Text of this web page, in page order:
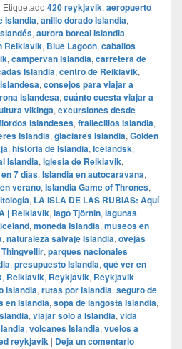
Etiquetado 420 reykjavik, aeropuerto
Islandia, anillo dorado Islandia,
, aurora boreal Islandia,
Reikiavik, Blue Lagoon, caballos
, campervan Islandia, carretera de
Islandia, centro de Reikiavik,
, consejos para viajar a
islandesa, cuánto cuesta viajar a
vikinga, excursiones desde
islandeses, frailecillos Islandia,
Islandia, glaciares Islandia, Golden
, historia de Islandia, Icelandsk,
Islandia, iglesia de Reikiavik,
7 días, Islandia en autocaravana,
verano, Islandia Game of Thrones,
, LA ISLA DE LAS RUBIAS: Aquí
| Reikiavik, lago Tjörnin, lagunas
, moneda Islandia, museos en
, naturaleza salvaje Islandia, ovejas
, parques nacionales
, presupuesto Islandia, qué ver en
, Reikiavik, Reykjavik, Reykjavik
Islandia, rutas por Islandia, seguro de
en Islandia, sopa de langosta Islandia,
, viajar solo a Islandia, vida
, volcanes Islandia, vuelos a
reykjavik | Deja un comentario